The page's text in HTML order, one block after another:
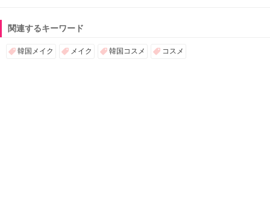
関連するキーワード
韓国メイク メイク 韓国コスメ コスメ